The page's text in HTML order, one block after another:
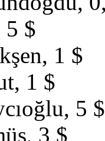
5 $
1 $
1 $
5 $
3 $